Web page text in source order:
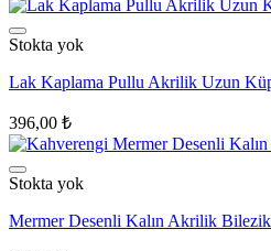
Stokta yok
Lak Kaplama Pullu Akrilik Uzun
396,00 ₺
Stokta yok
Mermer Desenli Kalın Akrilik Bilezik